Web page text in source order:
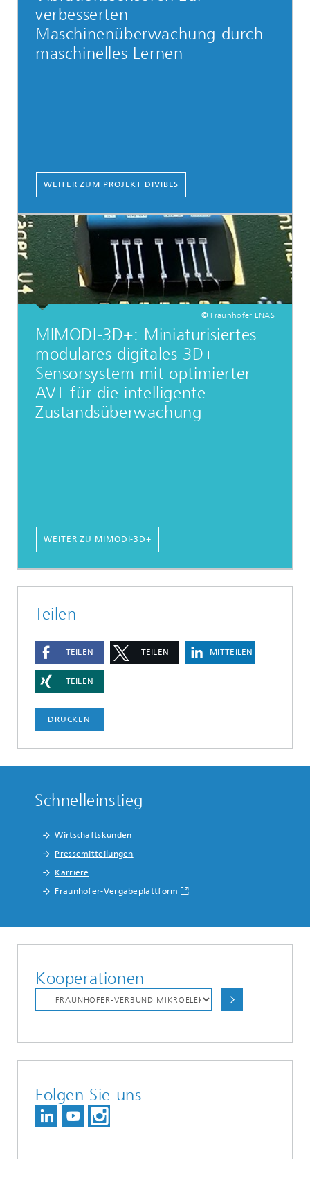
verbesserten
Maschinenüberwachung durch
maschinelles Lernen
WEITER ZUM PROJEKT DIVIBES
© Fraunhofer ENAS
MIMODI-3D+: Miniaturisiertes
modulares digitales 3D+-
Sensorsystem mit optimierter
AVT für die intelligente
Zustandsüberwachung
WEITER ZU MIMODI-3D+
Teilen
TEILEN TEILEN MITTEILEN
TEILEN
DRUCKEN
Schnelleinstieg
Wirtschaftskunden
Pressemitteilungen
Karriere
Fraunhofer-Vergabeplattform
Kooperationen
Folgen Sie uns